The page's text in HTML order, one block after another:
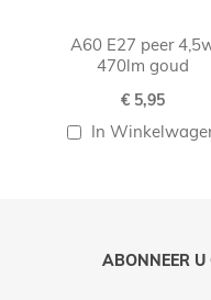
A60 E27 peer
470lm goud
€ 5,95
In
ABONNEER U